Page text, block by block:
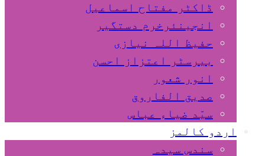
ڈاکٹر مفتاح اسماعیل
انجینئرخرم دستگیر
حفیظ اللہ نیازی
بیرسٹر اعتزاز احسن
انور شعور
صدیق الفاروق
سیّد ضیاء عباس
اردو کالمز
سندس سیدہ